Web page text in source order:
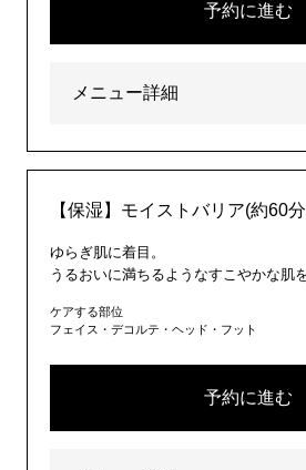
予約に進む
メニュー詳細
【保湿】モイストバリア(約60
ゆらぎ肌に着目。
うるおいに満ちるようなすこやかな肌
ケアする部位
フェイス・デコルテ・ヘッド・フット
予約に進む